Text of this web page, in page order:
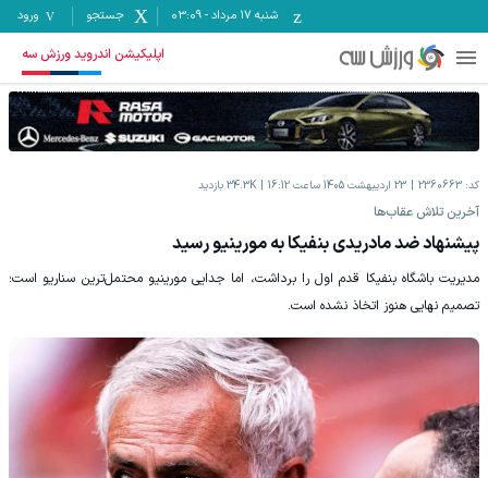
شنبه ۱۷ مرداد -
03:09 جستجو ورود
اپلیکیشن اندروید ورزش سه
کد: 2360663 23 اردیبهشت 1405 ساعت 16:12 34.3K بازدید
آخرین تلاش عقاب‌ها
پیشنهاد ضد مادریدی بنفیکا به مورینیو رسید
مدیریت باشگاه بنفیکا قدم اول را برداشت، اما جدایی مورینیو محتمل‌ترین سناریو است؛
تصمیم نهایی هنوز اتخاذ نشده است.